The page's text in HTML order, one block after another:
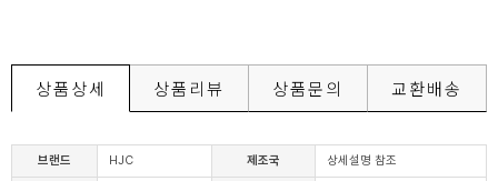
상품상세 상품리뷰 상품문의 교환배송
브랜드 HJC 제조국 상세설명 참조